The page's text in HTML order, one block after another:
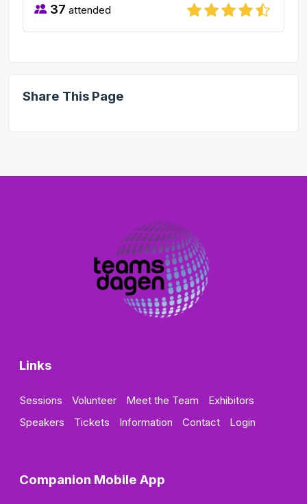
37 attended
Share This Page
Links
Sessions Volunteer Meet the Team
Exhibitors
Speakers
Tickets Information Contact Login
Companion Mobile App